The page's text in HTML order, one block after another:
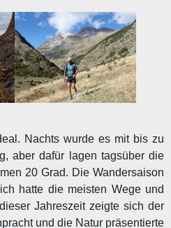
Nachts wurde es mit bis zu
aber dafür lagen tagsüber die
20 Grad. Die Wandersaison
hatte die meisten Wege und
Jahreszeit zeigte sich der
und die Natur präsentierte